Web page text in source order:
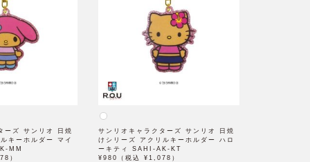
ーズ サンリオ 日焼
キーホルダー マイ
MM
）
サンリオキャラクターズ サンリオ 日焼
けシリーズ アクリルキーホルダー ハロ
ーキティ SAHI-AK-KT
¥980（税込 ¥1,078）